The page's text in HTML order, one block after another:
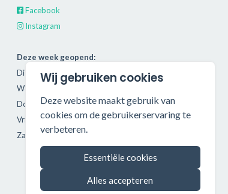
Facebook
Instagram
Deze week geopend:
Dinsdag: 11:00 - 18:00
Woensdag: 11:00 - 18:00
Donderdag: 11:00 - 21:00
Vrijdag: 11:00 - 18:00
Zaterdag: 11:00 - 17:00
Wij gebruiken cookies
Deze website maakt gebruik van
cookies om de gebruikerservaring te
verbeteren.
Essentiële cookies
Alles accepteren